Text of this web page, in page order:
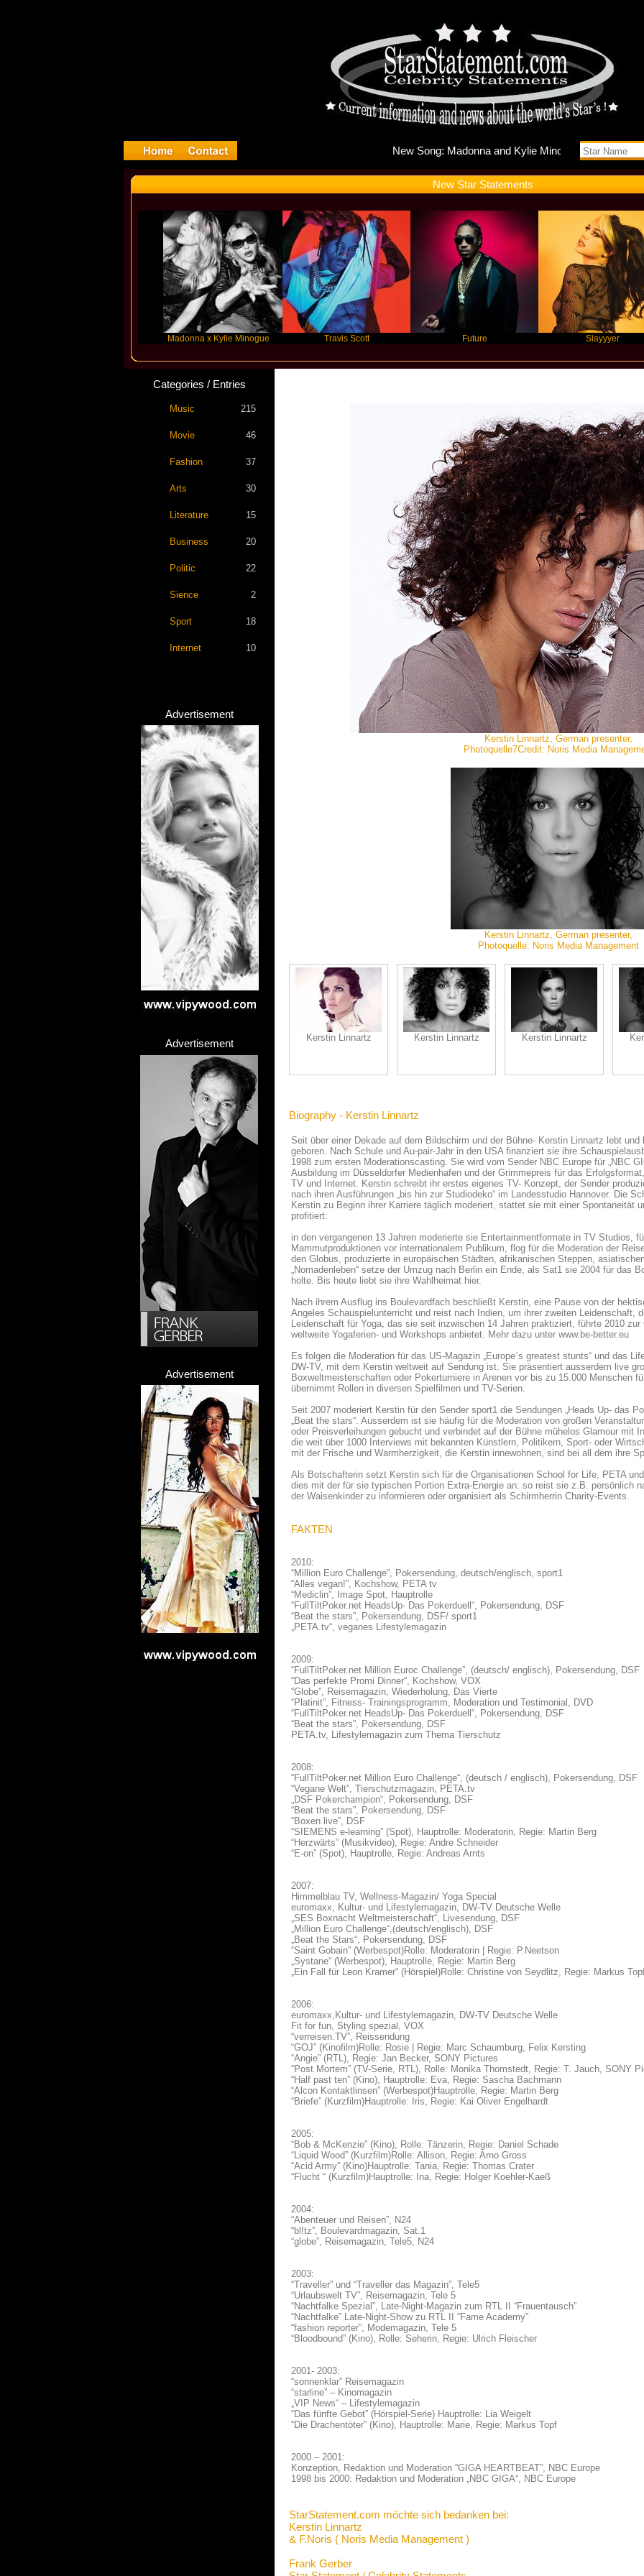
New
New Star Statements
Madonna x Kylie Minogue Travis Scott
Categories / Entries
Music 215
Movie 46
Fashion 37
Arts 30
Literature 15
Business 20
Politic 22
Sience 2
Sport 18
Internet 10
Advertisement
Advertisement
Advertisement
Kerstin Linnartz, German presenter,
Photoquelle7Credit: Noris Media
Kerstin Linnartz, German presenter,
Photoquelle: Noris Media Management
Kerstin Linnartz Kerstin Linnartz Kerstin Linnartz
Biography - Kerstin Linnartz
Seit über einer Dekade auf dem Bildschirm und der Bühne- Kerstin Linnartz lebt
geboren. Nach Schule und Au-pair-Jahr in den USA finanziert sie ihre
1998 zum ersten Moderationscasting. Sie wird vom Sender NBC Europe für „NBC
Ausbildung im Düsseldorfer Medienhafen und der Grimmepreis für das
TV und Internet. Kerstin schreibt ihr erstes eigenes TV- Konzept, der Sender
nach ihren Ausführungen „bis hin zur Studiodeko“ im Landesstudio Hannover. Die
Kerstin zu Beginn ihrer Karriere täglich moderiert, stattet sie mit einer Spontaneität
profitiert:
in den vergangenen 13 Jahren moderierte sie Entertainmentformate in TV Studios,
Mammutproduktionen vor internationalem Publikum, flog für die Moderation der
den Globus, produzierte in europäischen Städten, afrikanischen Steppen,
„Nomadenleben“ setze der Umzug nach Berlin ein Ende, als Sat1 sie 2004 für das
holte. Bis heute liebt sie ihre Wahlheimat hier.
Nach ihrem Ausflug ins Boulevardfach beschließt Kerstin, eine Pause von der
Angeles Schauspielunterricht und reist nach Indien, um ihrer zweiten Leidenschaft,
Leidenschaft für Yoga, das sie seit inzwischen 14 Jahren praktiziert, führte 2010 zur
weltweite Yogaferien- und Workshops anbietet. Mehr dazu unter www.be-better.eu
Es folgen die Moderation für das US-Magazin „Europe´s greatest stunts“ und das
DW-TV, mit dem Kerstin weltweit auf Sendung ist. Sie präsentiert ausserdem live
Boxweltmeisterschaften oder Pokerturniere in Arenen vor bis zu 15.000 Menschen
übernimmt Rollen in diversen Spielfilmen und TV-Serien.
Seit 2007 moderiert Kerstin für den Sender sport1 die Sendungen „Heads Up- das
„Beat the stars“. Ausserdem ist sie häufig für die Moderation von großen
oder Preisverleihungen gebucht und verbindet auf der Bühne mühelos Glamour mit
die weit über 1000 Interviews mit bekannten Künstlern, Politikern, Sport- oder
mit der Frische und Warmherzigkeit, die Kerstin innewohnen, sind bei all dem ihre
Als Botschafterin setzt Kerstin sich für die Organisationen School for Life, PETA
dies mit der für sie typischen Portion Extra-Energie an: so reist sie z.B. persönlich
der Waisenkinder zu informieren oder organisiert als Schirmherrin Charity-Events.
FAKTEN
2010:
“Million Euro Challenge”, Pokersendung, deutsch/englisch, sport1
“Alles vegan!”, Kochshow, PETA tv
“Mediclin”, Image Spot, Hauptrolle
“FullTiltPoker.net HeadsUp- Das Pokerduell“, Pokersendung, DSF
“Beat the stars”, Pokersendung, DSF/ sport1
„PETA.tv“, veganes Lifestylemagazin
2009:
“FullTiltPoker.net Million Euroc Challenge”, (deutsch/ englisch), Pokersendung, DSF
“Das perfekte Promi Dinner“, Kochshow, VOX
“Globe”, Reisemagazin, Wiederholung, Das Vierte
“Platinit”, Fitness- Trainingsprogramm, Moderation und Testimonial, DVD
“FullTiltPoker.net HeadsUp- Das Pokerduell“, Pokersendung, DSF
“Beat the stars”, Pokersendung, DSF
PETA.tv, Lifestylemagazin zum Thema Tierschutz
2008:
“FullTiltPoker.net Million Euro Challenge“, (deutsch / englisch), Pokersendung, DSF
“Vegane Welt”, Tierschutzmagazin, PETA.tv
„DSF Pokerchampion“, Pokersendung, DSF
“Beat the stars”, Pokersendung, DSF
“Boxen live”, DSF
“SIEMENS e-learning” (Spot), Hauptrolle: Moderatorin, Regie: Martin Berg
“Herzwärts” (Musikvideo), Regie: Andre Schneider
“E-on” (Spot), Hauptrolle, Regie: Andreas Arnts
2007:
Himmelblau TV, Wellness-Magazin/ Yoga Special
euromaxx, Kultur- und Lifestylemagazin, DW-TV Deutsche Welle
„SES Boxnacht Weltmeisterschaft“, Livesendung, DSF
„Million Euro Challenge“,(deutsch/englisch), DSF
„Beat the Stars“, Pokersendung, DSF
“Saint Gobain” (Werbespot)Rolle: Moderatorin | Regie: P.Neetson
„Systane“ (Werbespot), Hauptrolle, Regie: Martin Berg
„Ein Fall für Leon Kramer“ (Hörspiel)Rolle: Christine von Seydlitz, Regie: Markus
2006:
euromaxx,Kultur- und Lifestylemagazin, DW-TV Deutsche Welle
Fit for fun, Styling spezial, VOX
“verreisen.TV”, Reissendung
“GOJ” (Kinofilm)Rolle: Rosie | Regie: Marc Schaumburg, Felix Kersting
“Angie” (RTL), Regie: Jan Becker, SONY Pictures
“Post Mortem” (TV-Serie, RTL), Rolle: Monika Thomstedt, Regie: T. Jauch, SONY
“Half past ten” (Kino), Hauptrolle: Eva, Regie: Sascha Bachmann
“Alcon Kontaktlinsen” (Werbespot)Hauptrolle, Regie: Martin Berg
“Briefe” (Kurzfilm)Hauptrolle: Iris, Regie: Kai Oliver Engelhardt
2005:
“Bob & McKenzie” (Kino), Rolle: Tänzerin, Regie: Daniel Schade
“Liquid Wood” (Kurzfilm)Rolle: Allison, Regie: Arno Gross
“Acid Army” (Kino)Hauptrolle: Tania, Regie: Thomas Crater
“Flucht “ (Kurzfilm)Hauptrolle: Ina, Regie: Holger Koehler-Kaeß
2004:
“Abenteuer und Reisen”, N24
“bl!tz”, Boulevardmagazin, Sat.1
“globe”, Reisemagazin, Tele5, N24
2003:
“Traveller” und “Traveller das Magazin”, Tele5
“Urlaubswelt TV”, Reisemagazin, Tele 5
“Nachtfalke Spezial”, Late-Night-Magazin zum RTL II “Frauentausch”
“Nachtfalke” Late-Night-Show zu RTL II “Fame Academy”
“fashion reporter”, Modemagazin, Tele 5
“Bloodbound” (Kino), Rolle: Seherin, Regie: Ulrich Fleischer
2001- 2003:
“sonnenklar” Reisemagazin
“starline” – Kinomagazin
„VIP News“ – Lifestylemagazin
“Das fünfte Gebot” (Hörspiel-Serie) Hauptrolle: Lia Weigelt
“Die Drachentöter” (Kino), Hauptrolle: Marie, Regie: Markus Topf
2000 – 2001:
Konzeption, Redaktion und Moderation “GIGA HEARTBEAT”, NBC Europe
1998 bis 2000: Redaktion und Moderation „NBC GIGA“, NBC Europe
StarStatement.com möchte sich bedanken bei:
Kerstin Linnartz
& F.Noris ( Noris Media Management )
Frank Gerber